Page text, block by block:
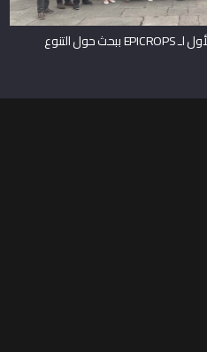
د. إباء فراح تشارك في المؤتمر السنوي الأول لـ EPICROPS ببحث حول التنوع